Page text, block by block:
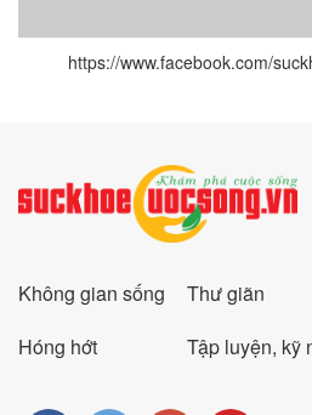
https://www.facebook.com/
Không gian sống Thư giãn
Hóng hớt
Tập luyện, kỹ